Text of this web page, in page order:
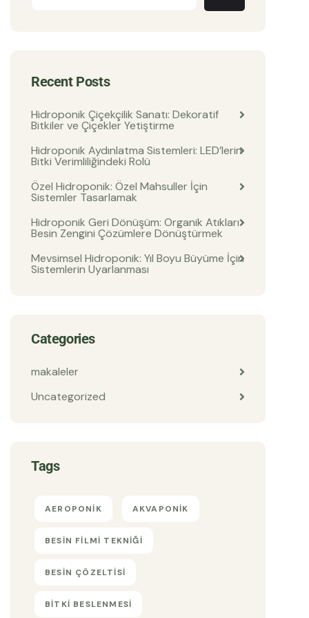
Recent Posts
Hidroponik Çiçekçilik Sanatı: Dekoratif
Bitkiler ve Çiçekler Yetiştirme
Hidroponik Aydınlatma Sistemleri: LED’lerin
Bitki Verimliliğindeki Rolü
Özel Hidroponik: Özel Mahsuller İçin
Sistemler Tasarlamak
Hidroponik Geri Dönüşüm: Organik Atıkları
Besin Zengini Çözümlere Dönüştürmek
Mevsimsel Hidroponik: Yıl Boyu Büyüme İçin
Sistemlerin Uyarlanması
Categories
makaleler
Uncategorized
Tags
AEROPONIK AKVAPONIK
BESIN FILMI TEKNIĞI
BESIN ÇÖZELTISI
BITKI BESLENMESI